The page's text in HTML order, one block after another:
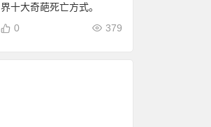
界十大奇葩死亡方式。
379
0